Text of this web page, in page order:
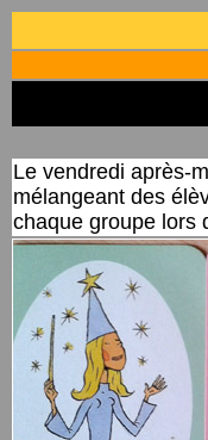
Le vendredi après-
mélangeant des
chaque groupe lors